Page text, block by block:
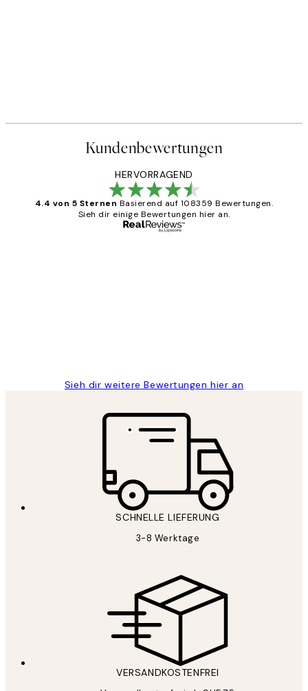
Kundenbewertungen
HERVORRAGEND
4.4 von 5 Sternen Basierend auf 108359 Bewertungen.
Sieh dir einige Bewertungen hier an.
Sieh dir weitere Bewertungen hier an
SCHNELLE LIEFERUNG
3-8 Werktage
VERSANDKOSTENFREI